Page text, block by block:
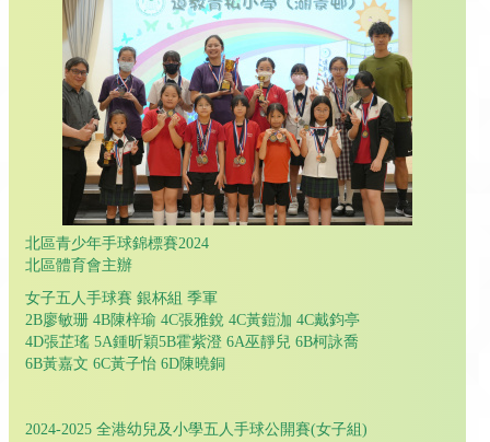
北區青少年手球錦標賽2024
北區體育會主辦
女子五人手球賽 銀杯組 季軍
2B廖敏珊 4B陳梓瑜 4C張雅銳 4C黃鎧泇 4C戴鈞亭
4D張芷瑤 5A鍾昕穎5B霍紫澄 6A巫靜兒 6B柯詠喬
6B黃嘉文 6C黃子怡 6D陳曉銅
2024-2025 全港幼兒及小學五人手球公開賽(女子組)